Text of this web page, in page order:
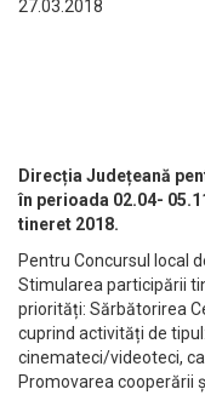
27.03.2018
Direcția Județeană
în perioada 02.04-
tineret 2018.
Pentru Concursul local
Stimularea participării
priorități: Sărbătorirea
cuprind activități de
cinemateci/videoteci,
Promovarea cooperării